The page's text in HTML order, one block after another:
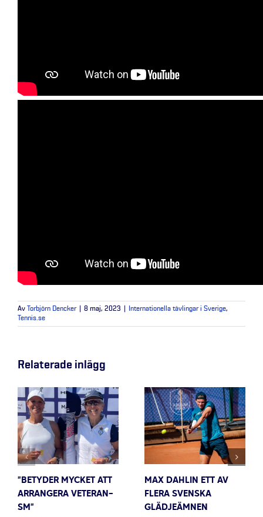
Av Torbjörn Dencker 8 maj, 2023 Internationella tävlingar i Sverige,
Tennis.se
Relaterade inlägg
”BETYDER MYCKET ATT
ARRANGERA VETERAN-
SM”
MAX DAHLIN ETT AV
FLERA SVENSKA
GLÄDJEÄMNEN